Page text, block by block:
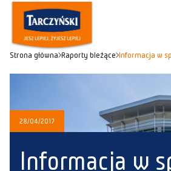
Strona główna Raporty bieżące Informacja w
28/04/2017
Informacja w